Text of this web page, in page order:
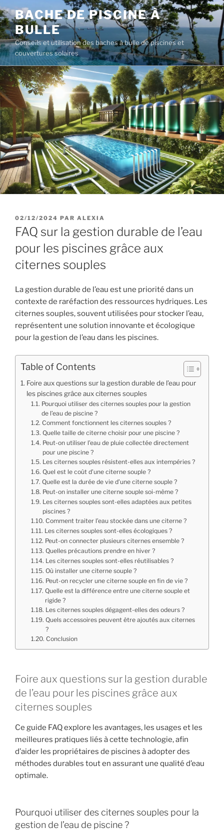
Aller
au
contenu
principal
BACHE DE PISCINE À
BULLE
Conseils et utilisation des baches à bulle de piscines et
couvertures solaires
PUBLIÉ
LE
02/12/2024 PAR ALEXIA
FAQ sur la gestion durable de l’eau
pour les piscines grâce aux
citernes souples
La gestion durable de l’eau est une priorité dans un
contexte de raréfaction des ressources hydriques. Les
citernes souples, souvent utilisées pour stocker l’eau,
représentent une solution innovante et écologique
pour la gestion de l’eau dans les piscines.
Table of Contents
Foire aux questions sur la gestion durable de l’eau pour
les piscines grâce aux citernes souples
Pourquoi utiliser des citernes souples pour la gestion
de l’eau de piscine ?
Comment fonctionnent les citernes souples ?
Quelle taille de citerne choisir pour une piscine ?
Peut-on utiliser l’eau de pluie collectée directement
pour une piscine ?
Les citernes souples résistent-elles aux intempéries ?
Quel est le coût d’une citerne souple ?
Quelle est la durée de vie d’une citerne souple ?
Peut-on installer une citerne souple soi-même ?
Les citernes souples sont-elles adaptées aux petites
piscines ?
Comment traiter l’eau stockée dans une citerne ?
Les citernes souples sont-elles écologiques ?
Peut-on connecter plusieurs citernes ensemble ?
Quelles précautions prendre en hiver ?
Les citernes souples sont-elles réutilisables ?
Où installer une citerne souple ?
Peut-on recycler une citerne souple en fin de vie ?
Quelle est la différence entre une citerne souple et
rigide ?
Les citernes souples dégagent-elles des odeurs ?
Quels accessoires peuvent être ajoutés aux citernes
?
Conclusion
Foire aux questions sur la gestion durable
de l’eau pour les piscines grâce aux
citernes souples
Ce guide FAQ explore les avantages, les usages et les
meilleures pratiques liés à cette technologie, afin
d’aider les propriétaires de piscines à adopter des
méthodes durables tout en assurant une qualité d’eau
optimale.
Pourquoi utiliser des citernes souples pour la
gestion de l’eau de piscine ?